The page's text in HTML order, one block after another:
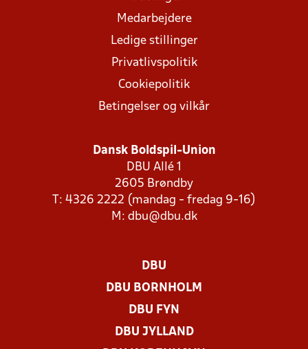
Medarbejdere
Ledige stillinger
Privatlivspolitik
Cookiepolitik
Betingelser og vilkår
Dansk Boldspil-Union
DBU Allé 1
2605 Brøndby
T: 4326 2222 (mandag - fredag 9-16)
M: dbu@dbu.dk
DBU
DBU BORNHOLM
DBU FYN
DBU JYLLAND